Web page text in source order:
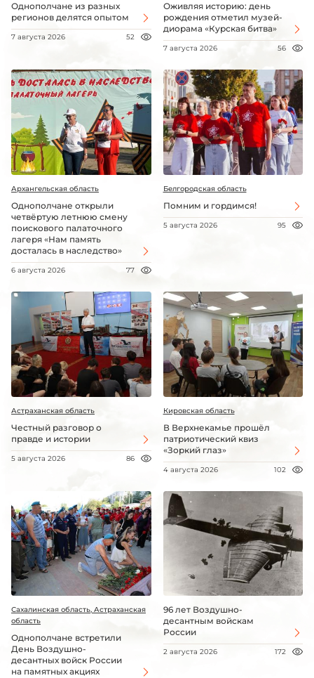
Однополчане из разных
регионов делятся опытом
7 августа 2026 52
Оживляя историю: день
рождения отметил музей-
диорама «Курская битва»
7 августа 2026 56
Архангельская область
Однополчане открыли
четвёртую летнюю смену
поискового палаточного
лагеря «Нам память
досталась в наследство»
6 августа 2026 77
Белгородская область
Помним и гордимся!
5 августа 2026 95
Астраханская область
Честный разговор о
правде и истории
5 августа 2026 86
Кировская область
В Верхнекамье прошёл
патриотический квиз
«Зоркий глаз»
4 августа 2026 102
Сахалинская область, Астраханская
область
Однополчане встретили
День Воздушно-
десантных войск России
на памятных акциях
96 лет Воздушно-
десантным войскам
России
2 августа 2026 172